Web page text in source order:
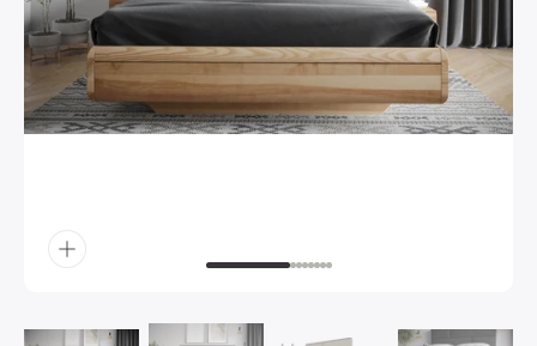
číslo
v
galerii.